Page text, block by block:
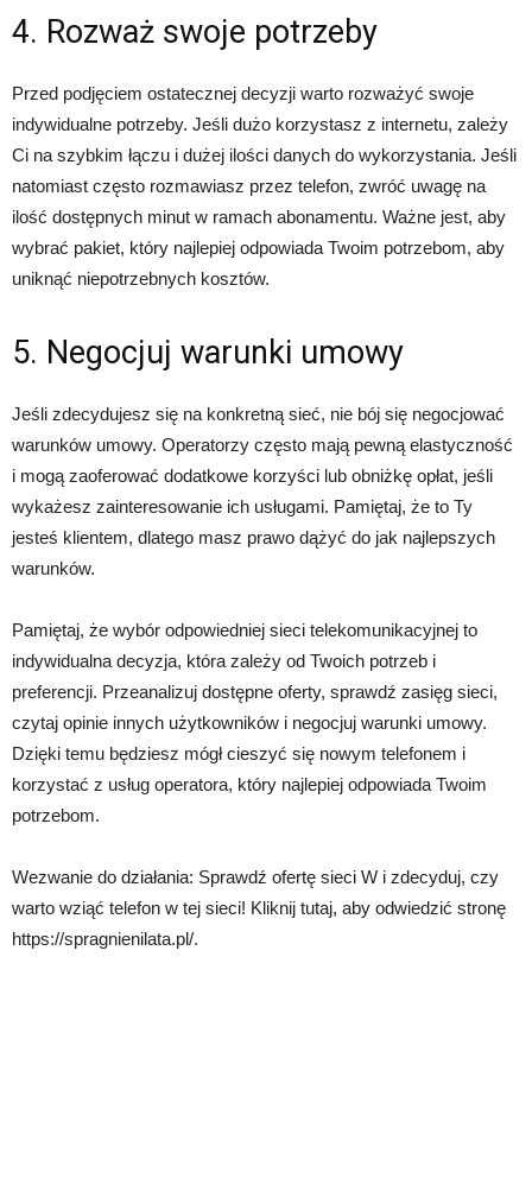
4. Rozważ swoje potrzeby
Przed podjęciem ostatecznej decyzji warto rozważyć swoje
indywidualne potrzeby. Jeśli dużo korzystasz z internetu, zależy
Ci na szybkim łączu i dużej ilości danych do wykorzystania. Jeśli
natomiast często rozmawiasz przez telefon, zwróć uwagę na
ilość dostępnych minut w ramach abonamentu. Ważne jest, aby
wybrać pakiet, który najlepiej odpowiada Twoim potrzebom, aby
uniknąć niepotrzebnych kosztów.
5. Negocjuj warunki umowy
Jeśli zdecydujesz się na konkretną sieć, nie bój się negocjować
warunków umowy. Operatorzy często mają pewną elastyczność
i mogą zaoferować dodatkowe korzyści lub obniżkę opłat, jeśli
wykażesz zainteresowanie ich usługami. Pamiętaj, że to Ty
jesteś klientem, dlatego masz prawo dążyć do jak najlepszych
warunków.
Pamiętaj, że wybór odpowiedniej sieci telekomunikacyjnej to
indywidualna decyzja, która zależy od Twoich potrzeb i
preferencji. Przeanalizuj dostępne oferty, sprawdź zasięg sieci,
czytaj opinie innych użytkowników i negocjuj warunki umowy.
Dzięki temu będziesz mógł cieszyć się nowym telefonem i
korzystać z usług operatora, który najlepiej odpowiada Twoim
potrzebom.
Wezwanie do działania: Sprawdź ofertę sieci W i zdecyduj, czy
warto wziąć telefon w tej sieci! Kliknij tutaj, aby odwiedzić stronę
https://spragnienilata.pl/.